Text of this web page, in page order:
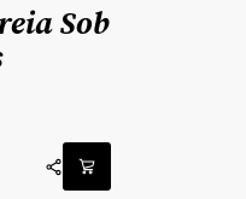
Sob